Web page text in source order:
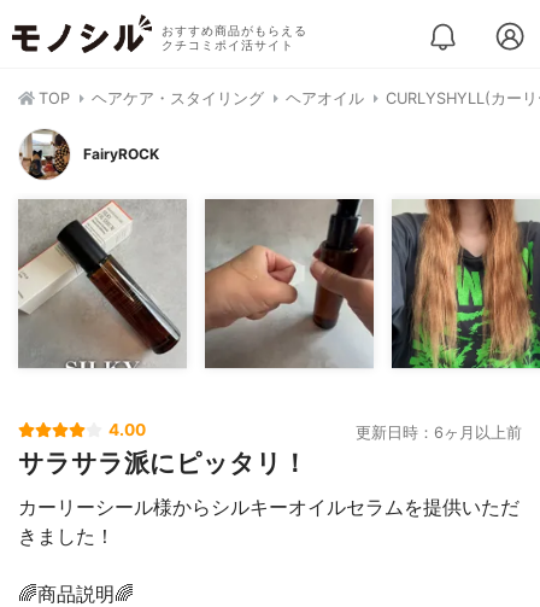
おすすめ商品がもらえる
クチコミポイ活サイト
TOP ヘアケア・スタイリング ヘアオイル CURLYSHYLL(カー
FairyROCK
4.00 更新日時：6ヶ月以上前
サラサラ派にピッタリ！
カーリーシール様からシルキーオイルセラムを提供いただ
きました！
🌈商品説明🌈